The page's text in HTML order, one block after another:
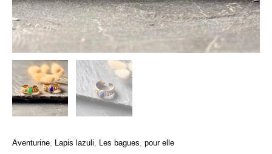
Aventurine, Lapis lazuli, Les bagues, pour elle